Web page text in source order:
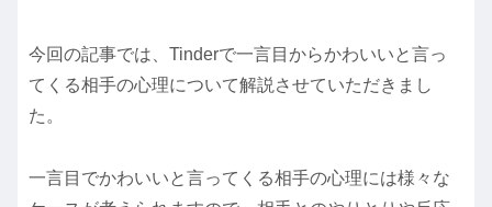
今回の記事では、Tinderで一言目からかわいいと言っ
てくる相手の心理について解説させていただきまし
た。
一言目でかわいいと言ってくる相手の心理には様々な